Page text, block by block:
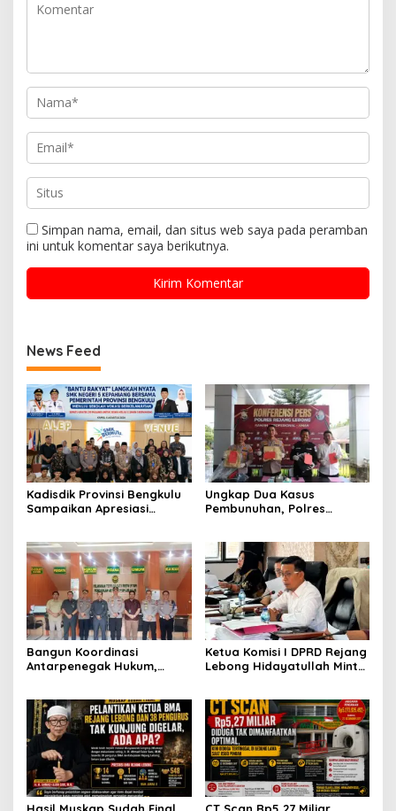
Simpan nama, email, dan situs web saya pada peramban
ini untuk komentar saya berikutnya.
News Feed
Kadisdik Provinsi Bengkulu
Sampaikan Apresiasi
Kepahiang Bagikan 215
Sepatu Dan Baju Gratis
Ungkap Dua Kasus
Pembunuhan, Polres
Tersangka
Bangun Koordinasi
Antarpenegak Hukum,
Ketua Komisi I DPRD Rejang
Lebong Hidayatullah Minta